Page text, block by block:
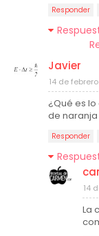
Responder
Javier
14 de
¿Qué es
de
Responder
14
La